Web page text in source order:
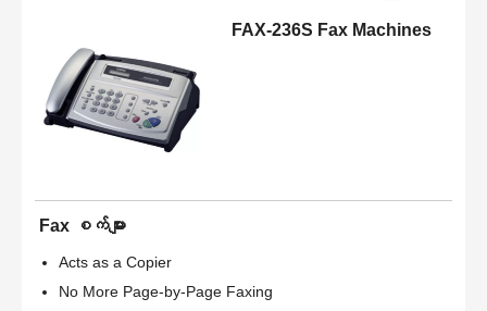
FAX-236S Fax Machines
Fax စက်များ
Acts as a Copier
No More Page-by-Page Faxing